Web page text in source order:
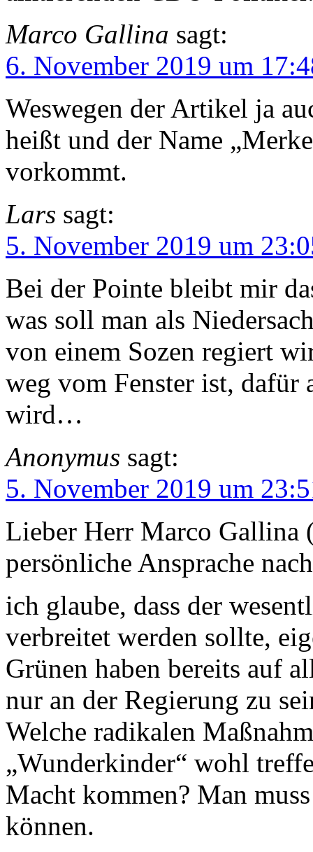
Marco Gallina sagt:
6. November 2019 um
Weswegen der Artikel ja
heißt und der Name
vorkommt.
Lars sagt:
5. November 2019 um
Bei der Pointe bleibt mir
was soll man als
von einem Sozen regiert
weg vom Fenster ist, dafür
wird…
Anonymus sagt:
5. November 2019 um
Lieber Herr Marco Gallina
persönliche Ansprache
ich glaube, dass der
verbreitet werden sollte,
Grünen haben bereits auf
nur an der Regierung zu
Welche radikalen
„Wunderkinder“ wohl
Macht kommen? Man
können.